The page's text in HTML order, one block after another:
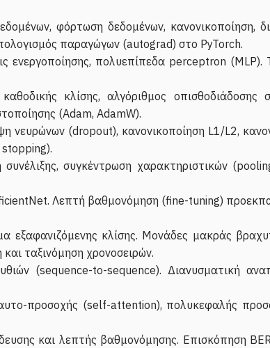
φόρτωση δεδομένων, κανονικοποίηση,
παραγώγων (autograd) στο PyTorch.
ενεργοποίησης, πολυεπίπεδα perceptron (MLP).
κλίσης, αλγόριθμος οπισθοδιάδοσης
(Adam, AdamW).
νευρώνων (dropout), κανονικοποίηση L1/L2,
συγκέντρωση χαρακτηριστικών
Λεπτή βαθμονόμηση (fine-tuning)
εξαφανιζόμενης κλίσης. Μονάδες μακράς
ταξινόμηση χρονοσειρών.
(sequence-to-sequence). Διανυσματική
προσοχής (self-attention), πολυκεφαλής
και λεπτής βαθμονόμησης. Επισκόπηση